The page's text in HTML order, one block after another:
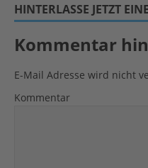
HINTERLASSE JETZT
Kommentar
E-Mail Adresse wird nicht
Kommentar